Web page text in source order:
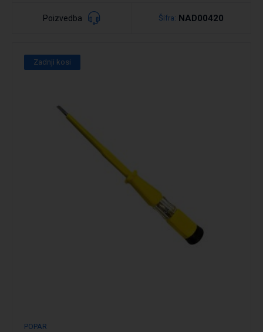
Poizvedba Šifra: NAD00420
Zadnji kosi
POPAR